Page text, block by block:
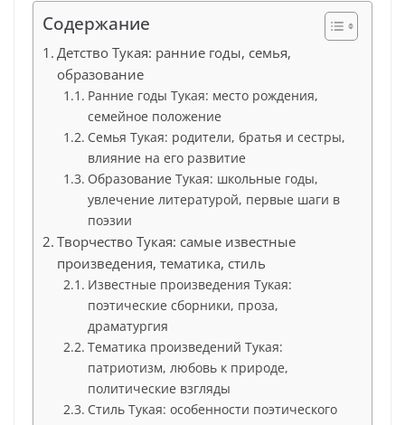
Содержание
Детство Тукая: ранние годы, семья,
образование
Ранние годы Тукая: место рождения,
семейное положение
Семья Тукая: родители, братья и сестры,
влияние на его развитие
Образование Тукая: школьные годы,
увлечение литературой, первые шаги в
поэзии
Творчество Тукая: самые известные
произведения, тематика, стиль
Известные произведения Тукая:
поэтические сборники, проза,
драматургия
Тематика произведений Тукая:
патриотизм, любовь к природе,
политические взгляды
Стиль Тукая: особенности поэтического